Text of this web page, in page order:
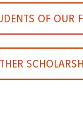
OF OUR